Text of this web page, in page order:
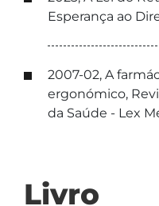
Esperança ao
2007-02, A
ergonómico,
da Saúde - Lex
Livro